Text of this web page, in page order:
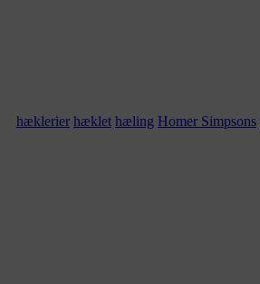
hæklerier hæklet hæling Homer Simpsons